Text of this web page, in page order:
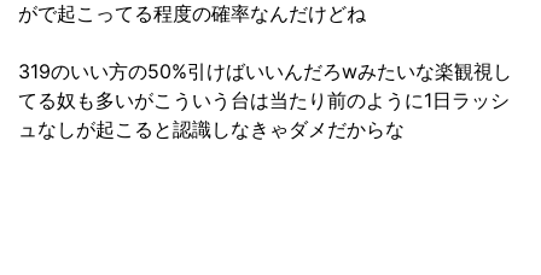
がで起こってる程度の確率なんだけどね
319のいい方の50%引けばいいんだろwみたいな楽観視し
てる奴も多いがこういう台は当たり前のように1日ラッシ
ュなしが起こると認識しなきゃダメだからな